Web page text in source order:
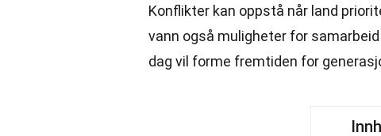
Konflikter kan oppstå når land
vann også muligheter for samarbeid
dag vil forme fremtiden for